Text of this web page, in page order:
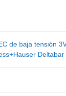
de baja tensión